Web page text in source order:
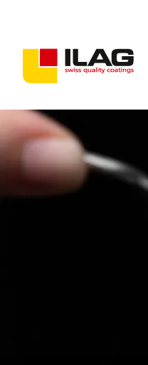
Beschichtungen für
Beschichtungen für